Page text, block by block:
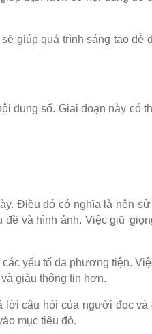
giúp quá trình sáng tạo dễ
dung số. Giai đoạn này có
Điều đó có nghĩa là nên
và hình ảnh. Việc giữ
yếu tố đa phương tiện.
giàu thông tin hơn.
câu hỏi của người đọc và
mục tiêu đó.